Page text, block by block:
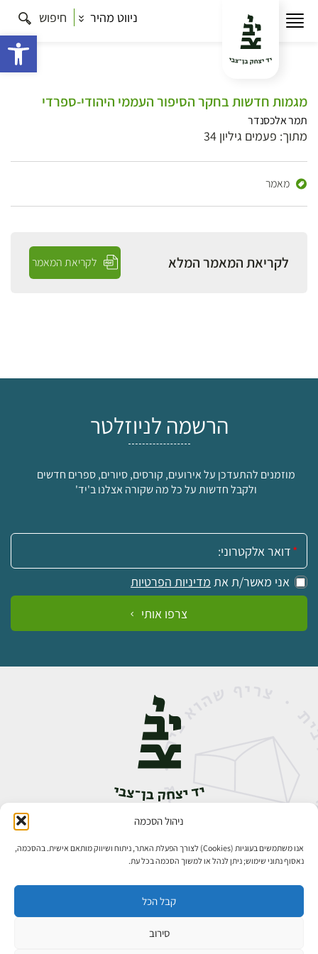
ניהול הסכמה
אנו משתמשים בעוגיות (Cookies) לצורך הפעלת האתר, ניתוח ושיווק מותאם אישית. בהסכמה,
נאסוף נתוני שימוש; ניתן לנהל או למשוך הסכמה בכל עת.
קבל הכל
סירוב
ניווט מהיר חיפוש
מגמות חדשות בחקר הסיפור העממי היהודי-ספרדי
תמר אלכסנדר
מתוך: פעמים גיליון 34
מאמר
לקריאת המאמר המלא לקריאת המאמר
הרשמה לניוזלטר
מוזמנים להתעדכן על אירועים, קורסים, סיורים, ספרים חדשים
ולקבל חדשות על כל מה שקורה אצלנו ב'יד'
אימייל:
אני מאשר/ת את מדיניות הפרטיות
צרפו אותי
אבן גבירול 14, רחביה, ירושלים